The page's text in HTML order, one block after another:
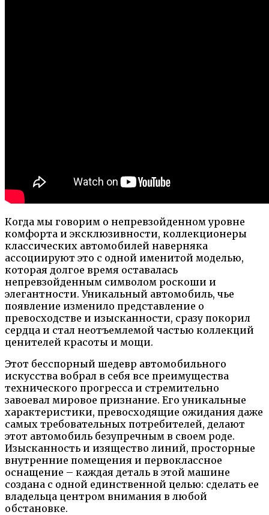
Когда мы говорим о непревзойденном уровне
комфорта и эксклюзивности, коллекционеры
классических автомобилей наверняка
ассоциируют это с одной именитой моделью,
которая долгое время оставалась
непревзойденным символом роскоши и
элегантности. Уникальный автомобиль, чье
появление изменило представление о
превосходстве и изысканности, сразу покорил
сердца и стал неотъемлемой частью коллекций
ценителей красоты и мощи.
Этот бесспорный шедевр автомобильного
искусства вобрал в себя все преимущества
технического прогресса и стремительно
завоевал мировое признание. Его уникальные
характеристики, превосходящие ожидания даже
самых требовательных потребителей, делают
этот автомобиль безупречным в своем роде.
Изысканность и изящество линий, просторные
внутренние помещения и первоклассное
оснащение – каждая деталь в этой машине
создана с одной единственной целью: сделать ее
владельца центром внимания в любой
обстановке.